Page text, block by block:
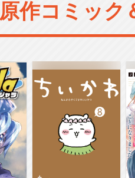
原作コミック